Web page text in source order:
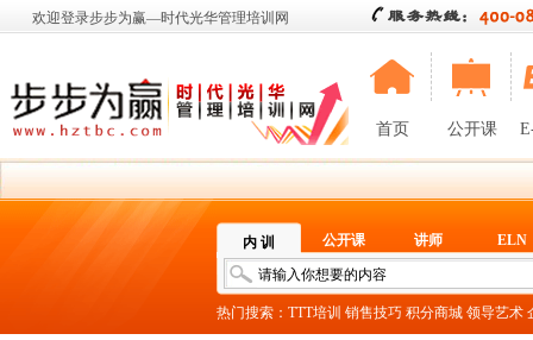
欢迎登录步步为赢—时代光华管理培训网
首页 公开课
内 训 公开课 讲师 ELN
热门搜索： TTT培训 销售技巧 积分商城 领导艺术